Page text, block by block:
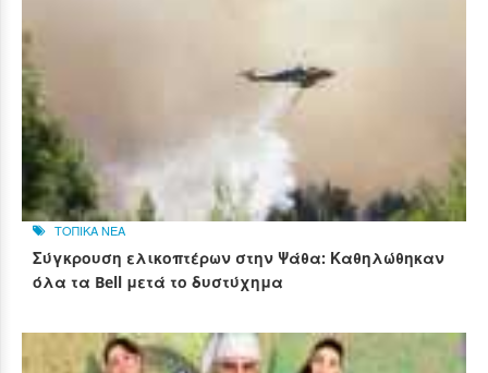
ΤΟΠΙΚΑ ΝΕΑ
Σύγκρουση ελικοπτέρων στην Ψάθα: Καθηλώθηκαν
όλα τα Bell μετά το δυστύχημα